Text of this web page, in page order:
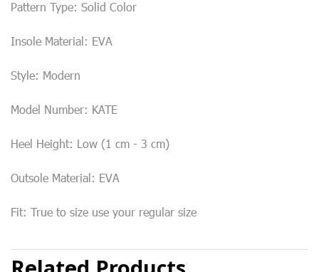
Pattern Type: Solid Color
Insole Material: EVA
Style: Modern
Model Number: KATE
Heel Height: Low (1 cm - 3 cm)
Outsole Material: EVA
Fit: True to size use your regular size